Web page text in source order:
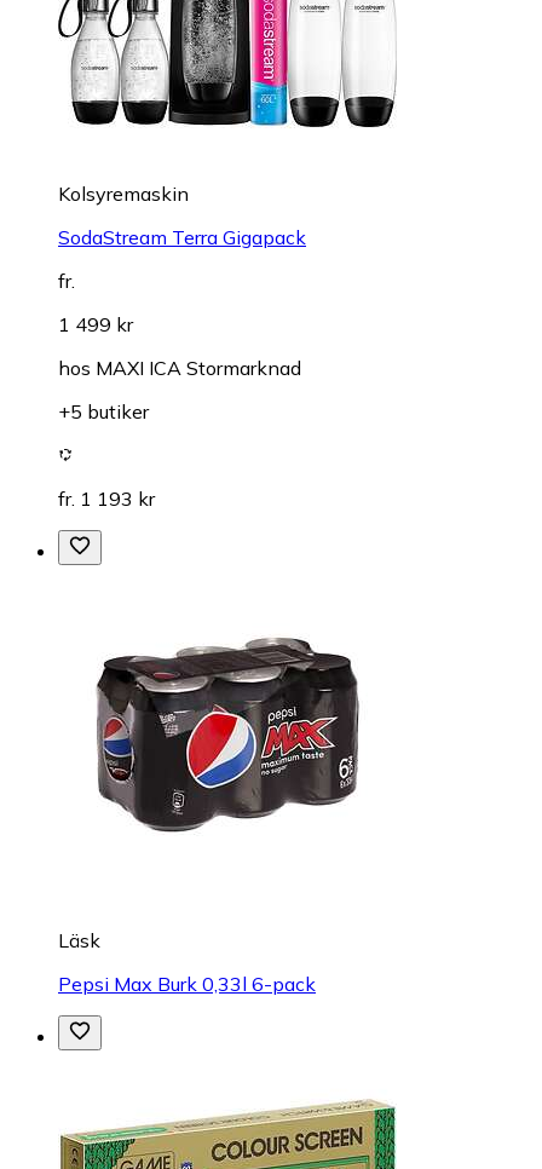
Kolsyremaskin
SodaStream Terra Gigapack
fr.
1 499 kr
hos MAXI ICA Stormarknad
+5 butiker
fr. 1 193 kr
Läsk
Pepsi Max Burk 0,33l 6-pack